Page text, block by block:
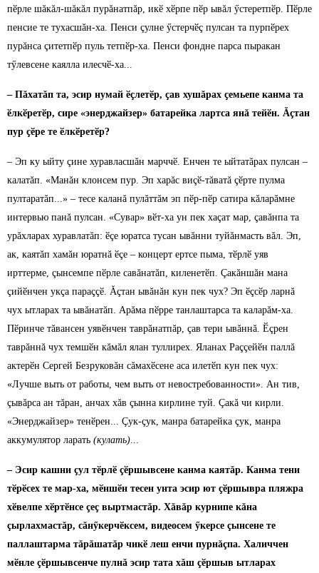
пӗрле шăкăл-шăкăл пурăнатпăр, икӗ хӗрпе пӗр ывăл ӳстеретпӗр. Пӗрле
пенсие те тухасшăн-ха. Пенси çулне ӳстерчӗç пулсан та пурпӗрех
пурăнса çитетпӗр пуль тетпӗр-ха. Пенси фондне парса пыракан
тӳлевсене каялла илесчӗ-ха...
– Пăхатăп та, эсир нумай ӗçлетӗр, çав хушăрах çемьепе канма та
ӗлкӗретӗр, сире «энерджайзер» батарейка лартса янă тейӗн. Ăçтан
пур çӗре те ӗлкӗретӗр?
– Эп ку ыйту çине хуравласшăн марччӗ. Енчен те ыйтатăрах пулсан –
калатăп. «Манăн клонсем пур. Эп харăс виçӗ-тăватă çӗрте пулма
пултаратăп...» – тесе каланă пулăттăм эп пӗр-пӗр сатира кăларăмне
интервью панă пулсан. «Сувар» вӗт-ха ун пек хаçат мар, çавăнпа та
урăхларах хуравлатăп: ӗçе юратса тусан ывăнни туйăнмасть вăл. Эп,
ак, каятăп хамăн юратнă ӗçе – концерт ертсе пыма, тӗрлӗ уяв
ирттерме, çынсемпе пӗрле савăнатăп, киленетӗп. Çакăншăн мана
çийӗнчен укçа параççӗ. Ăçтан ывăнăн кун пек чух? Эп ӗçсӗр ларнă
чух ытларах та ывăнатăп. Арăма пӗрре танлаштарса та каларăм-ха.
Пӗринче тăвансен уявӗнчен таврăнатпăр, çав тери ывăннă. Ӗçрен
таврăннă чух темшӗн кăмăл ялан туллирех. Яланах Раççейӗн паллă
актерӗн Сергей Безруковăн сăмахӗсене аса илетӗп кун пек чух:
«Лучше выть от работы, чем выть от невостребованности». Ан тив,
çывăрса ан тăран, анчах хăв çынна кирлине туй. Çакă чи кирли.
«Энерджайзер» тенӗрен... Çук-çук, манра батарейка çук, манра
аккумулятор ларать (кулать)...
– Эсир кашни çул тӗрлӗ çӗршывсене канма каятăр. Канма тени
тӗрӗсех те мар-ха, мӗншӗн тесен унта эсир ют çӗршывра пляжра
хӗвелпе хӗртӗнсе çеç выртмастăр. Хăвăр курнипе кăна
çырлахмастăр, сăнӳкерчӗксем, видеосем ӳкерсе çынсене те
паллаштарма тăрăшатăр чикӗ леш енчи пурнăçпа. Халиччен
мӗнле çӗршывсенче пулнă эсир тата хăш çӗршыв ытларах